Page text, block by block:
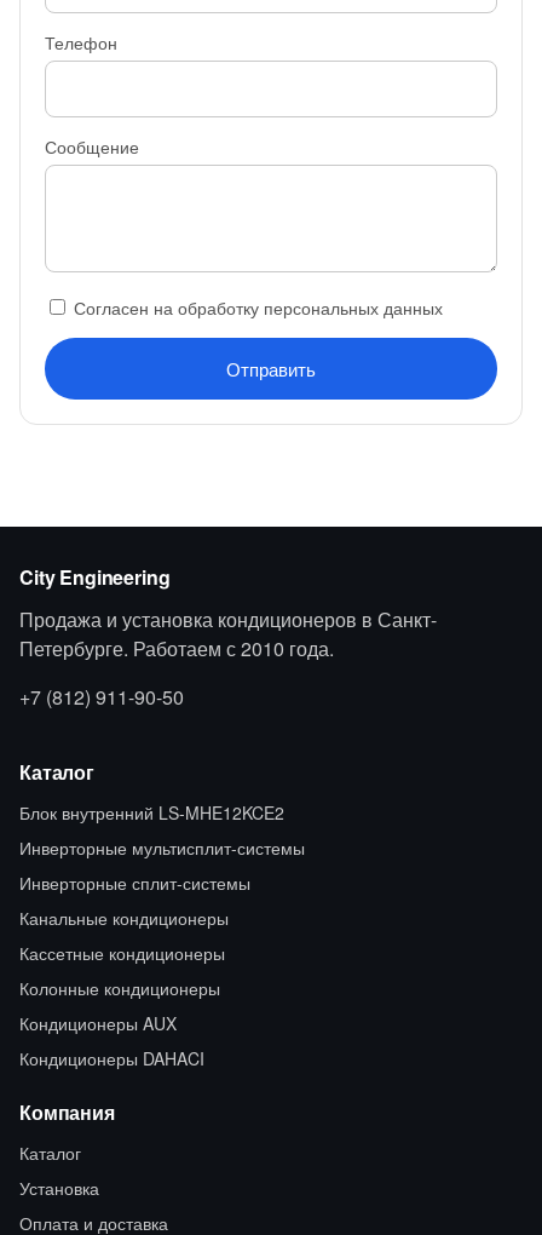
Телефон
Сообщение
Согласен на обработку персональных данных
Отправить
City Engineering
Продажа и установка кондиционеров в Санкт-
Петербурге. Работаем с 2010 года.
+7 (812) 911-90-50
Каталог
Блок внутренний LS-MHE12KCE2
Инверторные мультисплит-системы
Инверторные сплит-системы
Канальные кондиционеры
Кассетные кондиционеры
Колонные кондиционеры
Кондиционеры AUX
Кондиционеры DAHACI
Компания
Каталог
Установка
Оплата и доставка